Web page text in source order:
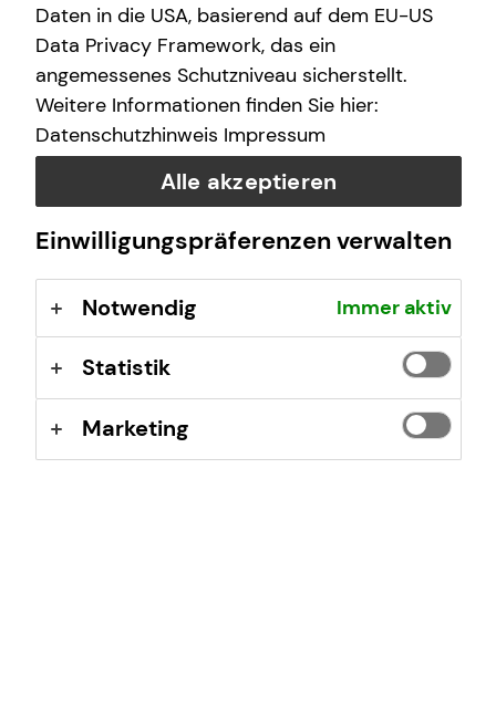
(GewO), §§ 59 – 68 Gesetz über den
Versicherungsvertrag (VVG), Verordnung über die
Versicherungsvermittlung und -beratung (VersVermV),
abrufbar unterwww.gesetze-im-internet.de
Erlaubnis nach § 34f GewO ​
Aufsichtsbehörde:
IHK Aachen
Theaterstraße 6-10
52062 Aachen
Berufsbezeichnung: Finanzanlagenvermittler nach § 34f
Abs. 1 Satz 1 Nr. 1 GewO Bundesrepublik Deutschland
Daten in die USA, basierend auf dem EU-US
Data Privacy Framework, das ein
angemessenes Schutzniveau sicherstellt.
Weitere Informationen finden Sie hier:
Datenschutzhinweis Impressum
Alle akzeptieren
Einwilligungspräferenzen verwalten
Notwendig Immer aktiv
Statistik
Marketing